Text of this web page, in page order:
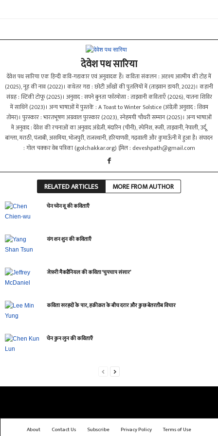
देवेश पथ सारिया
देवेश पथ सारिया एक हिन्दी कवि-गद्यकार एवं अनुवादक हैं। कविता संकलन : अदृश्य आत्मीय की टोह में
(2025), नूह की नाव (2022)।‌ कथेतर गद्य : छोटी आँखों की पुतलियों में (ताइवान डायरी, 2022)। कहानी
संग्रह : स्टिंकी टोफू (2025)। अनुवाद : सपने बुनता फाॅरमोसा : ताइवानी कविताएँ (2026), यातना शिविर
में साथिनें (2023)। अन्य भाषाओं में पुस्तकें : A Toast to Winter Solstice (अंग्रेज़ी अनुवाद : शिवम
तोमर)। पुरस्कार : भारतभूषण अग्रवाल पुरस्कार (2023), स्नेहमयी चौधरी सम्मान (2025)। अन्य भाषाओं
मे अनुवाद : देवेश की रचनाओं का अनुवाद अंग्रेज़ी, मंदारिन‌ (चीनी), स्पेनिश, रूसी, ताइवानी, नेपाली, उर्दू,
बांग्ला, मराठी, पंजाबी, असमिया, भोजपुरी, राजस्थानी, हरियाणवी, गढ़वाली और कुमाऊँनी में हुआ है। संपादन
: गोल चक्कर वेब पत्रिका (golchakkar.org) ईमेल : deveshpath@gmail.com
RELATED ARTICLES MORE FROM AUTHOR
चेन च्येन वू की कविताएँ
यंग शन शुन की कविताएँ
जेफ़री मैकडैनियल की कविता ‘चुपचाप संसार’
कविता सरहदों के पार, हक़ीक़त के बीच दरार और कुछ बेतरतीब विचार
चेन कुन लुन की कविताएँ
About Contact Us Subscribe Privacy Policy Terms of Use